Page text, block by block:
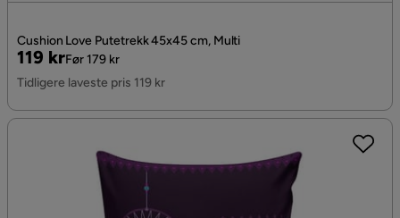
Cushion Love Putetrekk 45x45 cm, Multi
Pris
119 kr
Original
Pris
Før 179 kr
Tidligere laveste pris 119 kr